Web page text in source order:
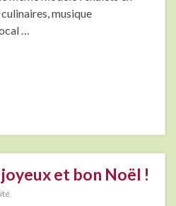
musique
…
et bon Noël !